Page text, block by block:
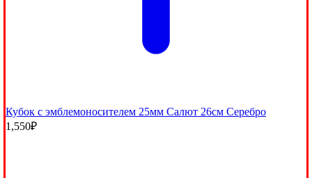
Кубок с эмблемоносителем 25мм Салют 26см Серебро
1,550₽